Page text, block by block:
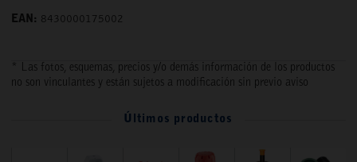
EAN: 8430000175002
* Las fotos, esquemas, precios y/o demás información de los productos
no son vinculantes y están sujetos a modificación sin previo aviso
Últimos productos